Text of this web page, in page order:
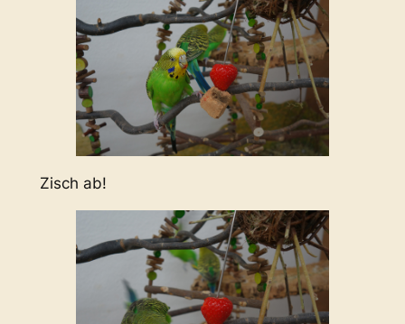
Zisch ab!